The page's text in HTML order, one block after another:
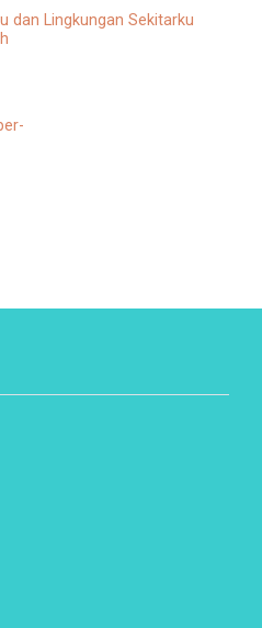
dan Lingkungan Sekitarku